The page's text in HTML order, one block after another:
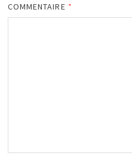
COMMENTAIRE *